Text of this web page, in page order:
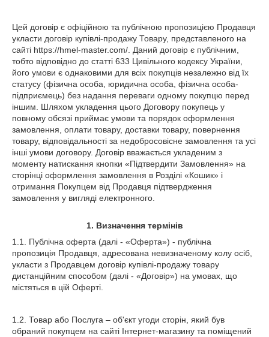
Цей договір є офіційною та публічною пропозицією Продавця
укласти договір купівлі-продажу Товару, представленого на
сайті https://hmel-master.com/. Даний договір є публічним,
тобто відповідно до статті 633 Цивільного кодексу України,
його умови є однаковими для всіх покупців незалежно від їх
статусу (фізична особа, юридична особа, фізична особа-
підприємець) без надання переваги одному покупцю перед
іншим. Шляхом укладення цього Договору покупець у
повному обсязі приймає умови та порядок оформлення
замовлення, оплати товару, доставки товару, повернення
товару, відповідальності за недобросовісне замовлення та усі
інші умови договору. Договір вважається укладеним з
моменту натискання кнопки «Підтвердити Замовлення» на
сторінці оформлення замовлення в Розділі «Кошик» і
отримання Покупцем від Продавця підтвердження
замовлення у вигляді електронного.
1. Визначення термінів
1.1. Публічна оферта (далі - «Оферта») - публічна
пропозиція Продавця, адресована невизначеному колу осіб,
укласти з Продавцем договір купівлі-продажу товару
дистанційним способом (далі - «Договір») на умовах, що
містяться в цій Оферті.
1.2. Товар або Послуга – об'єкт угоди сторін, який був
обраний покупцем на сайті Інтернет-магазину та поміщений